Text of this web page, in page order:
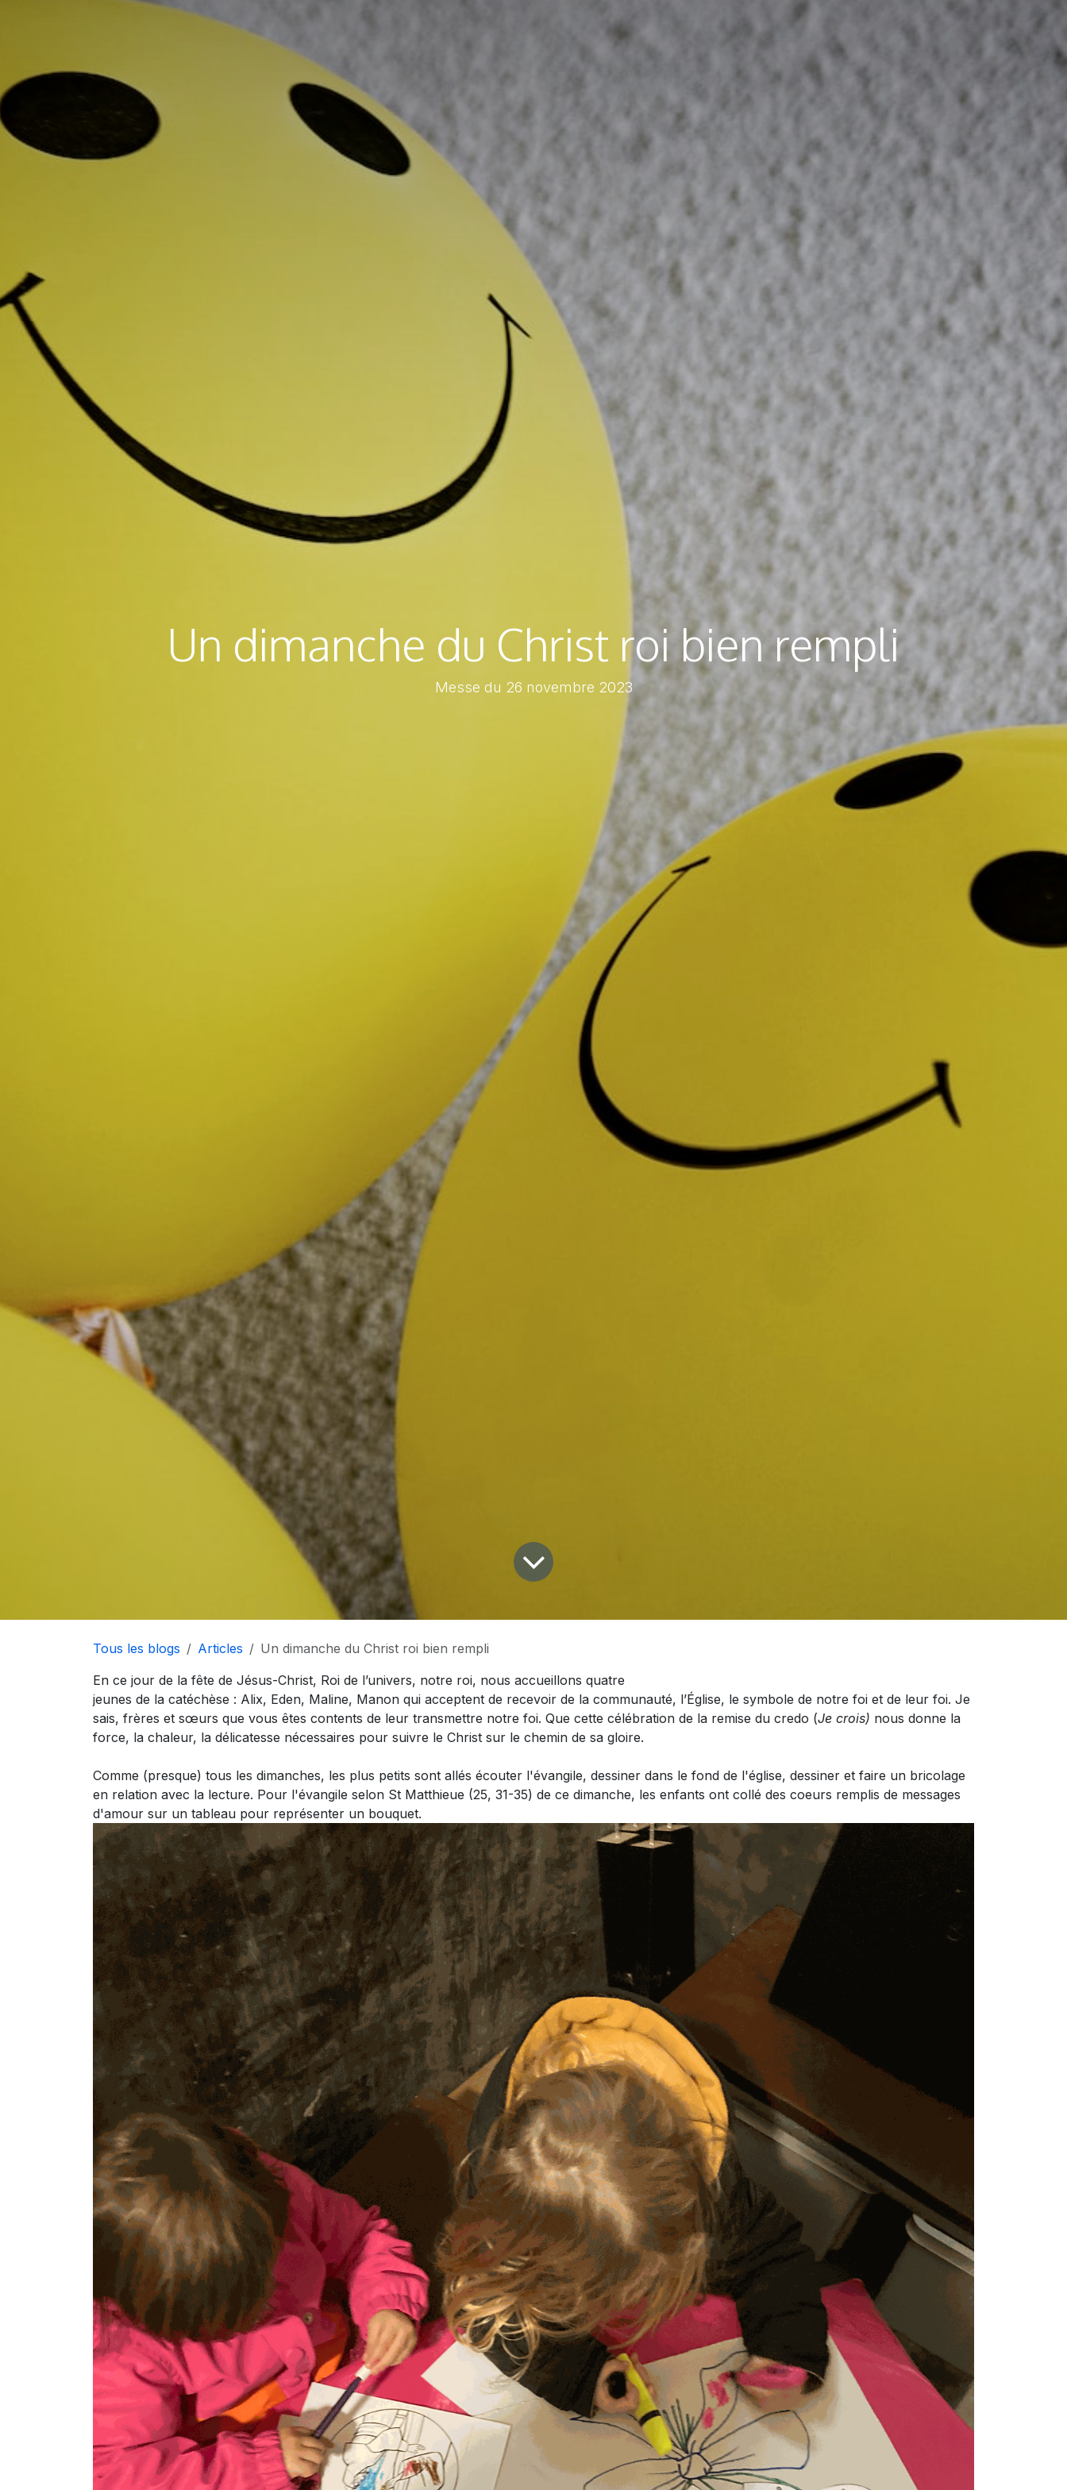
Un dimanche du Christ roi bien rempli
Messe du 26 novembre 2023
Tous les blogs Articles
Un dimanche du Christ roi bien rempli
En ce jour de la fête de Jésus-Christ, Roi de l’univers, notre roi, nous accueillons quatre
jeunes de la catéchèse : Alix, Eden, Maline, Manon qui acceptent de recevoir de la communauté, l’Église, le symbole de notre foi et de leur foi. Je
sais, frères et sœurs que vous êtes contents de leur transmettre notre foi. Que cette célébration de la remise du credo (Je crois) nous donne la
force, la chaleur, la délicatesse nécessaires pour suivre le Christ sur le chemin de sa gloire.
Comme (presque) tous les dimanches, les plus petits sont allés écouter l'évangile, dessiner dans le fond de l'église, dessiner et faire un bricolage
en relation avec la lecture. Pour l'évangile selon St Matthieue (25, 31-35) de ce dimanche, les enfants ont collé des coeurs remplis de messages
d'amour sur un tableau pour représenter un bouquet.